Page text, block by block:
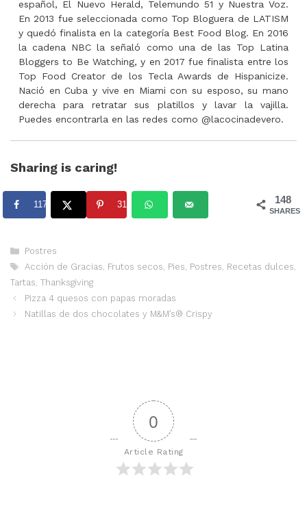
español, El Nuevo Herald, Telemundo 51 y Nuestra Voz.
En 2013 fue seleccionada como Top Bloguera de LATISM
y quedó finalista en la categoría Best Food Blog. En 2016
la cadena NBC la señaló como una de las Top Latina
Bloggers to Be Watching, y en 2017 fue finalista entre los
Top Food Creator de los Tecla Awards de Hispanicize.
Nació en Cuba y vive en Miami con su esposo, su mano
derecha para retratar sus platillos y lavar la vajilla.
Puedes encontrarla en las redes como @lacocinadevero.
Sharing is caring!
148
SHARES
117 31
Categorías
Postres
Etiquetas
Acción de Gracias, Frutos secos, Pies, Postres, Recetas dulces,
Tartas, Thanksgiving
Pizza 4 quesos con papas moradas
Natillas de dos chocolates y M&M’s® Crispy
0
Article Rating